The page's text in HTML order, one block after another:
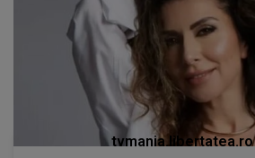
tvmania.libertatea.ro